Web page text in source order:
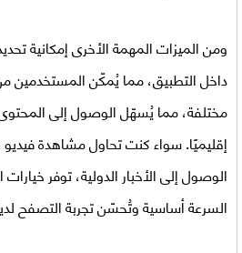
ومن الميزات المهمة الأخرى إمكانية
داخل التطبيق، مما يُمكّن المستخدمين
مختلفة، مما يُسهّل الوصول إلى
إقليميًا. سواء كنت تحاول مشاهدة
الوصول إلى الأخبار الدولية، توفر
السرعة أساسية وتُحسّن تجربة التصفح